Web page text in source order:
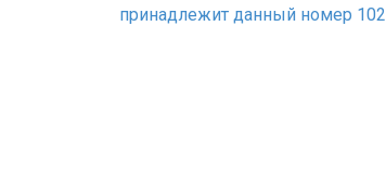
принадлежит данный номер 102